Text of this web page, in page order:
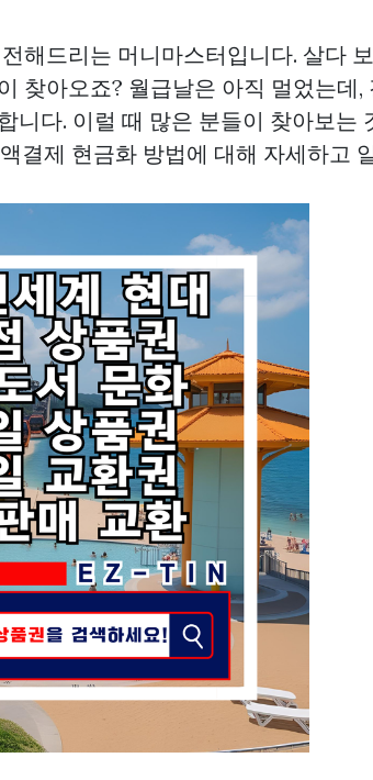
해드리는 머니마스터입니다. 살다
찾아오죠? 월급날은 아직 멀었는데,
니다. 이럴 때 많은 분들이 찾아보는
결제 현금화 방법에 대해 자세하고